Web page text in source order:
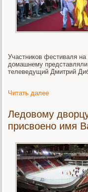
Участников фестиваля
домашнему представляли
телеведущий Дмитрий
Читать далее
Ледовому
присвоено имя